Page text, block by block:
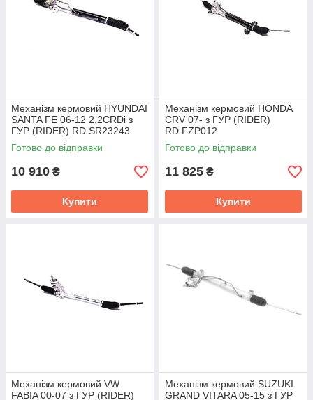
Механізм кермовий HYUNDAI
SANTA FE 06-12 2,2CRDi з
ГУР (RIDER) RD.SR23243
Готово до відправки
10 910 ₴
Купити
Механізм кермовий HONDA
CRV 07- з ГУР (RIDER)
RD.FZP012
Готово до відправки
11 825 ₴
Купити
Механізм кермовий VW
FABIA 00-07 з ГУР (RIDER)
Механізм кермовий SUZUKI
GRAND VITARA 05-15 з ГУР